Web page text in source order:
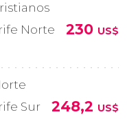
Norte
230 US$
Sur
248,2 US$